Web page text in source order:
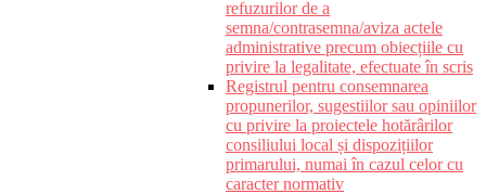
refuzurilor de a
semna/contrasemna/aviza actele
administrative precum obiecțiile cu
privire la legalitate, efectuate în scris
Registrul pentru consemnarea
propunerilor, sugestiilor sau opiniilor
cu privire la proiectele hotărârilor
consiliului local și dispozițiilor
primarului, numai în cazul celor cu
caracter normativ